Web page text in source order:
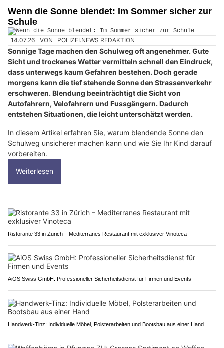
Wenn die Sonne blendet: Im Sommer sicher zur
Schule
14.07.26 VON POLIZEI.NEWS REDAKTION
Sonnige Tage machen den Schulweg oft angenehmer. Gute
Sicht und trockenes Wetter vermitteln schnell den Eindruck,
dass unterwegs kaum Gefahren bestehen. Doch gerade
morgens kann die tief stehende Sonne den Strassenverkehr
erschweren. Blendung beeinträchtigt die Sicht von
Autofahrern, Velofahrern und Fussgängern. Dadurch
entstehen Situationen, die leicht unterschätzt werden.
In diesem Artikel erfahren Sie, warum blendende Sonne den
Schulweg unsicherer machen kann und wie Sie Ihr Kind darauf
vorbereiten.
Weiterlesen
Ristorante 33 in Zürich – Mediterranes Restaurant mit exklusiver Vinoteca
AiOS Swiss GmbH: Professioneller Sicherheitsdienst für Firmen und Events
Handwerk-Tinz: Individuelle Möbel, Polsterarbeiten und Bootsbau aus einer Hand